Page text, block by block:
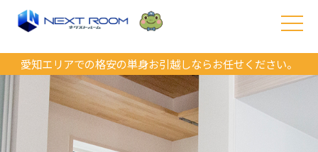
愛知エリアでの格安の単身お引越しならお任せください。